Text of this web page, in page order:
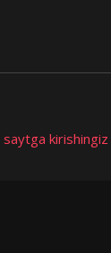
saytga kirishingiz